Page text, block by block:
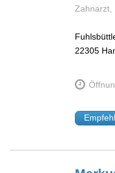
Zahnarzt,
22305